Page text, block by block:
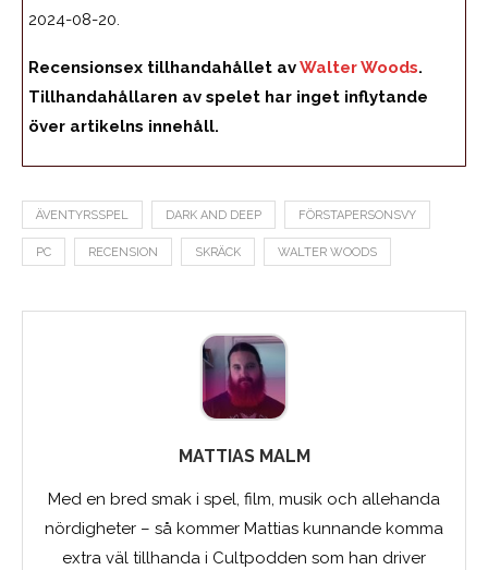
2024-08-20.
Recensionsex tillhandahållet avWalter Woods.
Tillhandahållaren av spelet har inget inflytande
över artikelns innehåll.
ÄVENTYRSSPEL DARK AND DEEP FÖRSTAPERSONSVY
PC RECENSION SKRÄCK WALTER WOODS
MATTIAS MALM
Med en bred smak i spel, film, musik och allehanda
nördigheter – så kommer Mattias kunnande komma
extra väl tillhanda i Cultpodden som han driver